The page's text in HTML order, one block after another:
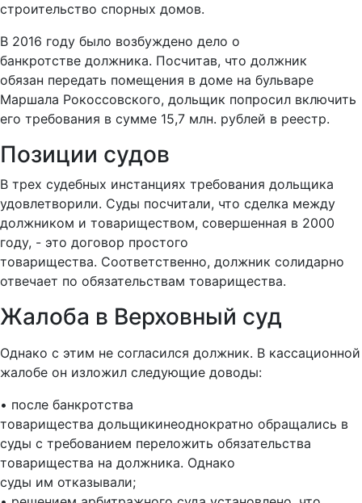
строительство спорных домов.
В 2016 году было возбуждено дело о
банкротстве должника. Посчитав, что должник
обязан передать помещения в доме на бульваре
Маршала Рокоссовского, дольщик попросил включить
его требования в сумме 15,7 млн. рублей в реестр.
Позиции судов
В трех судебных инстанциях требования дольщика
удовлетворили. Суды посчитали, что сделка между
должником и товариществом, совершенная в 2000
году, - это договор простого
товарищества. Соответственно, должник солидарно
отвечает по обязательствам товарищества.
Жалоба в Верховный суд
Однако с этим не согласился должник. В кассационной
жалобе он изложил следующие доводы:
• после банкротства
товарищества дольщикинеоднократно обращались в
суды с требованием переложить обязательства
товарищества на должника. Однако
суды им отказывали;